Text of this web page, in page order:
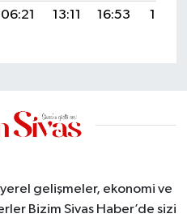
06:21 13:11 16:53 19:51
gelişmeler, ekonomi ve
Bizim Sivas Haber’de sizi